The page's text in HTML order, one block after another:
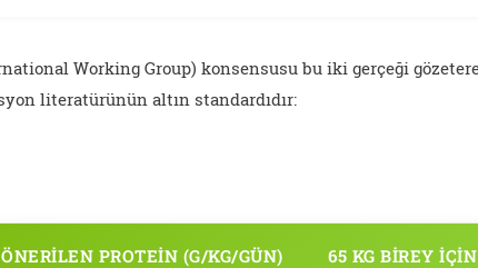
Working Group) konsensusu bu iki gerçeği
literatürünün altın standardıdır:
ÖNERILEN PROTEIN (G/KG/GÜN) 65 KG BIREY IÇIN